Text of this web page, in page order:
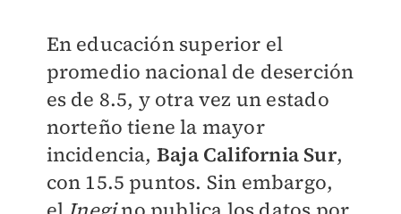
En educación superior el
promedio nacional de deserción
es de 8.5, y otra vez un estado
norteño tiene la mayor
incidencia, Baja California Sur,
con 15.5 puntos. Sin embargo,